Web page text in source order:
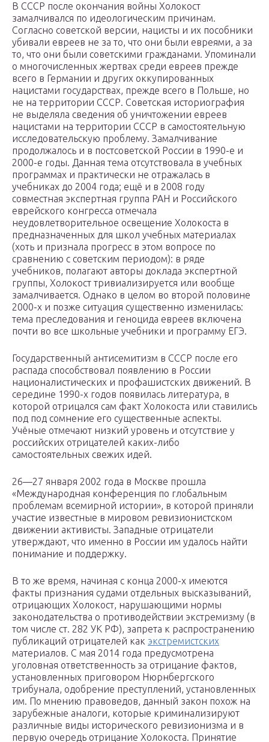
В СССР после окончания войны Холокост
замалчивался по идеологическим причинам.
Согласно советской версии, нацисты и их пособники
убивали евреев не за то, что они были евреями, а за
то, что они были советскими гражданами. Упоминали
о многочисленных жертвах среди евреев прежде
всего в Германии и других оккупированных
нацистами государствах, прежде всего в Польше, но
не на территории СССР. Советская историография
не выделяла сведения об уничтожении евреев
нацистами на территории СССР в самостоятельную
исследовательскую проблему. Замалчивание
продолжалось и в постсоветской России в 1990-е и
2000-е годы. Данная тема отсутствовала в учебных
программах и практически не отражалась в
учебниках до 2004 года; ещё и в 2008 году
совместная экспертная группа РАН и Российского
еврейского конгресса отмечала
неудовлетворительное освещение Холокоста в
предназначенных для школ учебных материалах
(хоть и признала прогресс в этом вопросе по
сравнению с советским периодом): в ряде
учебников, полагают авторы доклада экспертной
группы, Холокост тривиализируется или вообще
замалчивается. Однако в целом во второй половине
2000-х и позже ситуация существенно изменилась:
тема преследования и геноцида евреев включена
почти во все школьные учебники и программу ЕГЭ.
Государственный антисемитизм в СССР после его
распада способствовал появлению в России
националистических и профашистских движений. В
середине 1990-х годов появилась литература, в
которой отрицался сам факт Холокоста или ставились
под под сомнение его существенные аспекты.
Учёные отмечают низкий уровень и отсутствие у
российских отрицателей каких-либо
самостоятельных свежих идей.
26—27 января 2002 года в Москве прошла
«Международная конференция по глобальным
проблемам всемирной истории», в которой приняли
участие известные в мировом ревизионистском
движении активисты. Западные отрицатели
утверждают, что именно в России им удалось найти
понимание и поддержку.
В то же время, начиная с конца 2000-х имеются
факты признания судами отдельных высказываний,
отрицающих Холокост, нарушающими нормы
законодательства о противодействии экстремизму (в
том числе ст. 282 УК РФ), запрета к распространению
публикаций отрицателей как экстремистских
материалов. С мая 2014 года предусмотрена
уголовная ответственность за отрицание фактов,
установленных приговором Нюрнбергского
трибунала, одобрение преступлений, установленных
им. По мнению правоведов, данный закон похож на
зарубежные аналоги, которые криминализируют
различные виды исторического ревизионизма и в
первую очередь отрицание Холокоста. Принятие